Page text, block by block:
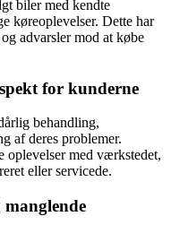
biler med kendte
køreoplevelser. Dette har
advarsler mod at købe
for kunderne
behandling,
af deres problemer.
oplevelser med værkstedet,
eller servicede.